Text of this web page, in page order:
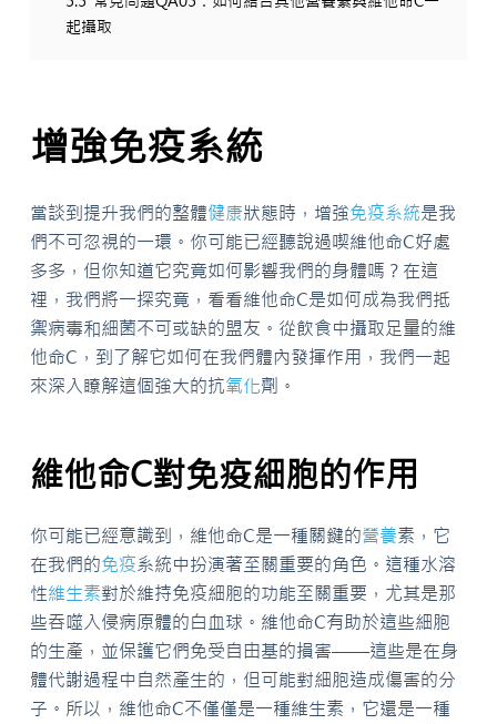
起攝取
增強免疫系統
當談到提升我們的整體健康狀態時，增強免疫系統是我
們不可忽視的一環。你可能已經聽說過喫維他命C好處
多多，但你知道它究竟如何影響我們的身體嗎？在這
裡，我們將一探究竟，看看維他命C是如何成為我們抵
禦病毒和細菌不可或缺的盟友。從飲食中攝取足量的維
他命C，到了解它如何在我們體內發揮作用，我們一起
來深入瞭解這個強大的抗氧化劑。
維他命C對免疫細胞的作用
你可能已經意識到，維他命C是一種關鍵的營養素，它
在我們的免疫系統中扮演著至關重要的角色。這種水溶
性維生素對於維持免疫細胞的功能至關重要，尤其是那
些吞噬入侵病原體的白血球。維他命C有助於這些細胞
的生產，並保護它們免受自由基的損害——這些是在身
體代謝過程中自然產生的，但可能對細胞造成傷害的分
子。所以，維他命C不僅僅是一種維生素，它還是一種